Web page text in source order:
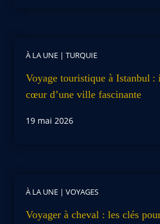
À LA UNE | TURQUIE
Voyage touristique à Istanbul :
cœur d’une ville fascinante
19 mai 2026
À LA UNE | VOYAGES
Voyager à cheval : les clés